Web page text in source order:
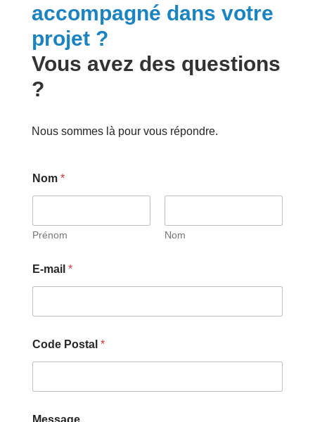
accompagné dans votre
projet ?
Vous avez des questions
?
Nous sommes là pour vous répondre.
Nom *
Prénom Nom
o
s
P
o
s
a
M
E-mail *
Code Postal *
Message